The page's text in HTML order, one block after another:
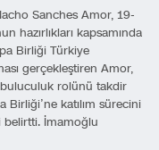
Sanches Amor, 19-
hazırlıkları kapsamında
Birliği Türkiye
gerçekleştiren Amor,
rolünü takdir
katılım sürecini
belirtti. İmamoğlu